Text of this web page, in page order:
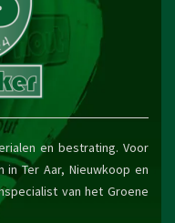
en bestrating. Voor
Ter Aar, Nieuwkoop en
van het Groene